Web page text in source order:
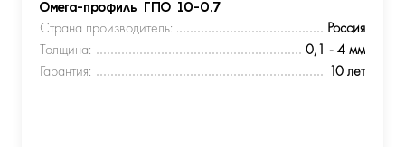
Омега-профиль ГПО 10-0.7
Страна производитель:
Россия
Толщина:
0,1 - 4 мм
Гарантия:
10 лет